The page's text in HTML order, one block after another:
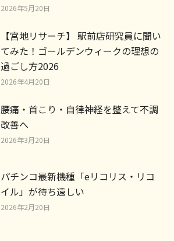
2026年5月20日
【宮地リサーチ】 駅前店研究員に聞い
てみた！ゴールデンウィークの理想の
過ごし方2026
2026年4月20日
腰痛・首こり・自律神経を整えて不調
改善へ
2026年3月20日
パチンコ最新機種「eリコリス・リコ
イル」が待ち遠しい
2026年2月20日